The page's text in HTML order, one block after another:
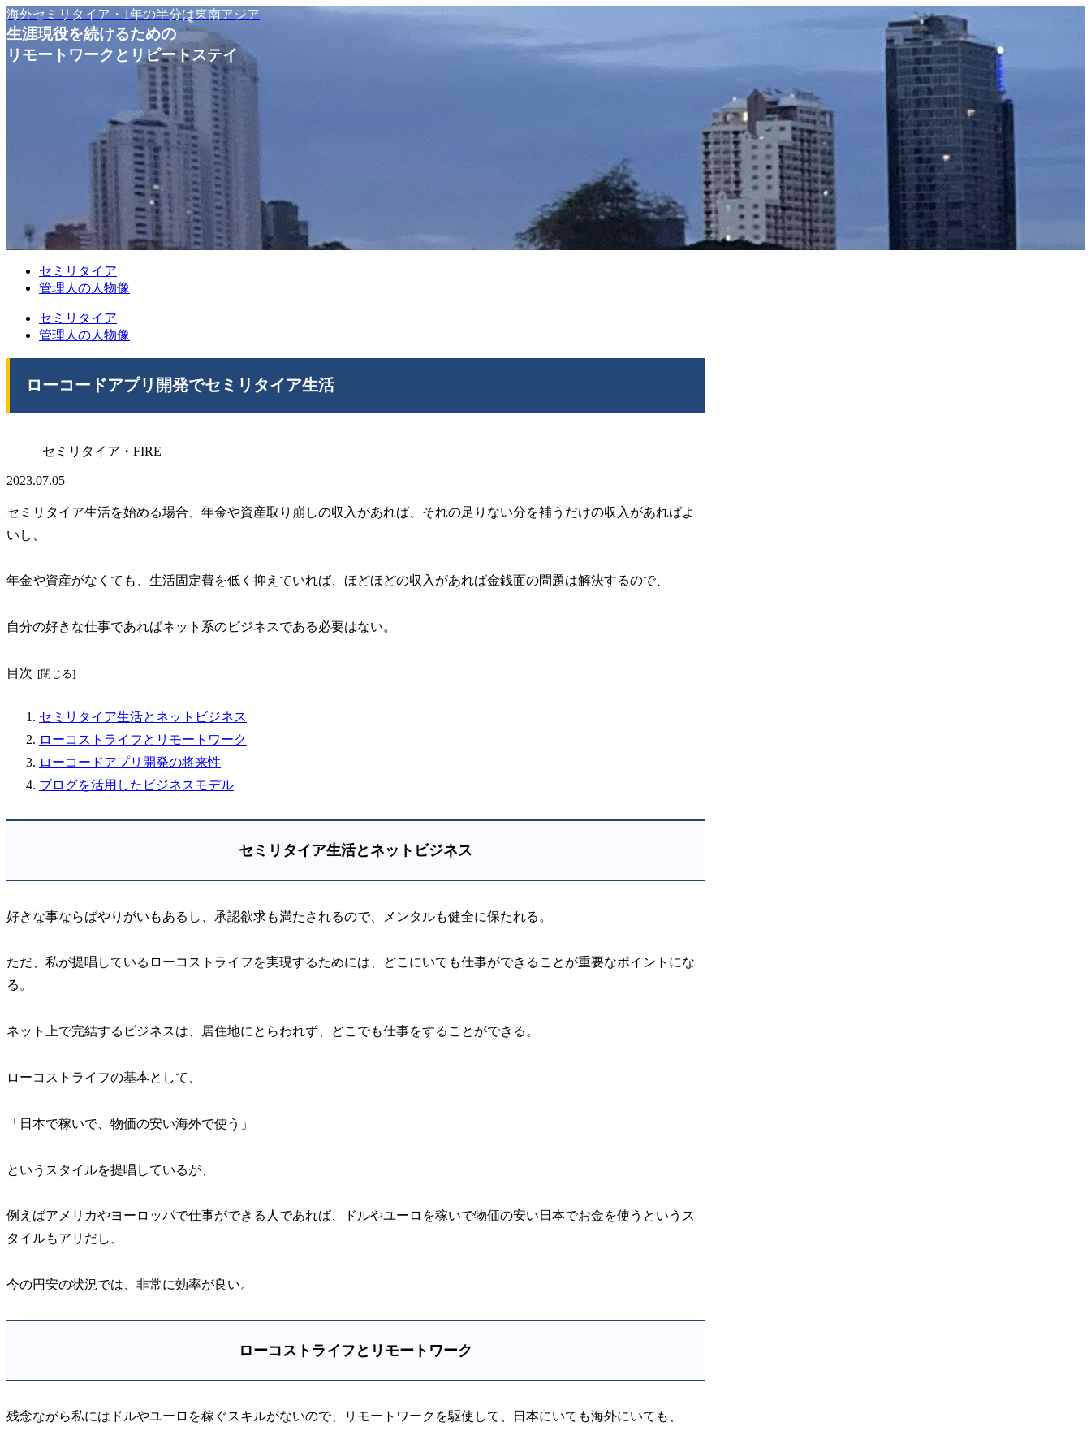
海外セミリタイア・1年の半分は東南アジア
生涯現役を続けるための
リモートワークとリピートステイ
セミリタイア
管理人の人物像
セミリタイア
管理人の人物像
ローコードアプリ開発でセミリタイア生活
セミリタイア・FIRE
2023.07.05
セミリタイア生活を始める場合、年金や資産取り崩しの収入があれば、それの足りない分を補うだけの収入があればよ
いし、
年金や資産がなくても、生活固定費を低く抑えていれば、ほどほどの収入があれば金銭面の問題は解決するので、
自分の好きな仕事であればネット系のビジネスである必要はない。
目次
セミリタイア生活とネットビジネス
ローコストライフとリモートワーク
ローコードアプリ開発の将来性
ブログを活用したビジネスモデル
セミリタイア生活とネットビジネス
好きな事ならばやりがいもあるし、承認欲求も満たされるので、メンタルも健全に保たれる。
ただ、私が提唱しているローコストライフを実現するためには、どこにいても仕事ができることが重要なポイントにな
る。
ネット上で完結するビジネスは、居住地にとらわれず、どこでも仕事をすることができる。
ローコストライフの基本として、
「日本で稼いで、物価の安い海外で使う」
というスタイルを提唱しているが、
例えばアメリカやヨーロッパで仕事ができる人であれば、ドルやユーロを稼いで物価の安い日本でお金を使うというス
タイルもアリだし、
今の円安の状況では、非常に効率が良い。
ローコストライフとリモートワーク
残念ながら私にはドルやユーロを稼ぐスキルがないので、リモートワークを駆使して、日本にいても海外にいても、